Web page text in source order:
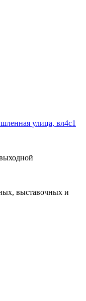
улица, вл4с1
выставочных и